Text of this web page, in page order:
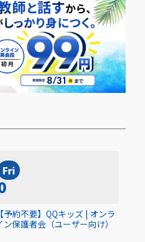
Fri
【予約不要】QQキッズ | オンラ
ン保護者会（ユーザー向け）